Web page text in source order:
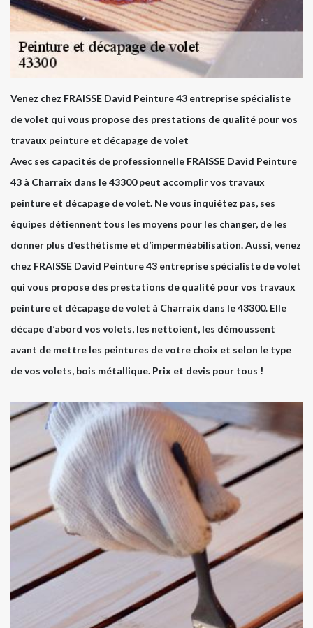
Venez chez FRAISSE David Peinture 43 entreprise spécialiste
de volet qui vous propose des prestations de qualité pour vos
travaux peinture et décapage de volet
Avec ses capacités de professionnelle FRAISSE David Peinture
43 à Charraix dans le 43300 peut accomplir vos travaux
peinture et décapage de volet. Ne vous inquiétez pas, ses
équipes détiennent tous les moyens pour les changer, de les
donner plus d’esthétisme et d’imperméabilisation. Aussi, venez
chez FRAISSE David Peinture 43 entreprise spécialiste de volet
qui vous propose des prestations de qualité pour vos travaux
peinture et décapage de volet à Charraix dans le 43300. Elle
décape d’abord vos volets, les nettoient, les démoussent
avant de mettre les peintures de votre choix et selon le type
de vos volets, bois métallique. Prix et devis pour tous !